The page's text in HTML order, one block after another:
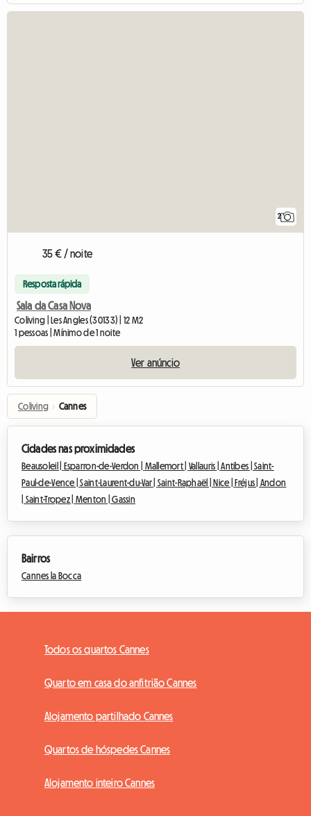
2
35 € / noite
Resposta rápida
Sala da Casa Nova
Coliving | Les Angles (30133) | 12 M2
1 pessoas | Mínimo de 1 noite
Ver anúncio
Coliving › Cannes
Cidades nas proximidades
Beausoleil | Esparron-de-Verdon | Mallemort | Vallauris |Antibes |Saint-
Paul-de-Vence |Saint-Laurent-du-Var | Saint-Raphaël |Nice |Fréjus | Andon
Saint-Tropez | Menton |Gassin
Bairros
Cannes la Bocca
Todos os quartos Cannes
Quarto em casa do anfitrião Cannes
Alojamento partilhado Cannes
Quartos de hóspedes Cannes
Alojamento inteiro Cannes